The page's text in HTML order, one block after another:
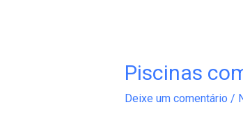
Piscinas
Deixe um comentário /
Piscinas